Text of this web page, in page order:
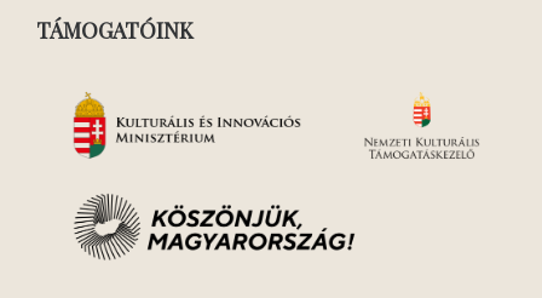
TÁMOGATÓINK